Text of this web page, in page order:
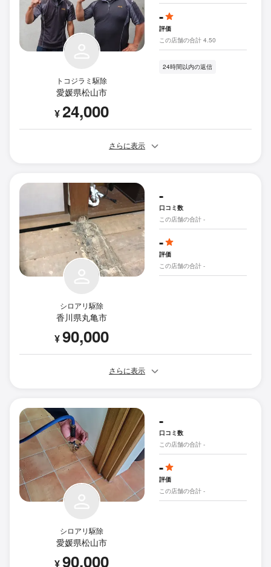
トコジラミ駆除
愛媛県松山市
¥24,000
-
評価
この店舗の合計 4.50
24時間以内の返信
さらに表示
シロアリ駆除
香川県丸亀市
¥90,000
-
口コミ数
この店舗の合計 -
-
評価
この店舗の合計 -
さらに表示
シロアリ駆除
愛媛県松山市
¥90,000
-
口コミ数
この店舗の合計 -
-
評価
この店舗の合計 -